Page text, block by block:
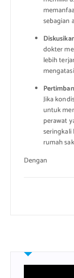
sebagian
dokter
lebih
Jika
untuk
perawat
rumah
Dengan